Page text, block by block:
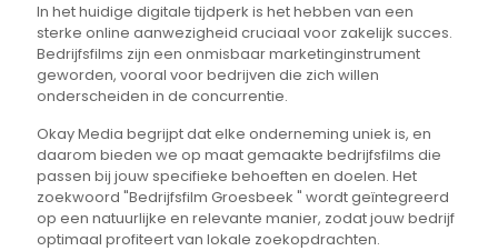
In het huidige digitale tijdperk is het hebben van een
sterke online aanwezigheid cruciaal voor zakelijk succes.
Bedrijfsfilms zijn een onmisbaar marketinginstrument
geworden, vooral voor bedrijven die zich willen
onderscheiden in de concurrentie.
Okay Media begrijpt dat elke onderneming uniek is, en
daarom bieden we op maat gemaakte bedrijfsfilms die
passen bij jouw specifieke behoeften en doelen. Het
zoekwoord "Bedrijfsfilm Groesbeek " wordt geïntegreerd
op een natuurlijke en relevante manier, zodat jouw bedrijf
optimaal profiteert van lokale zoekopdrachten.